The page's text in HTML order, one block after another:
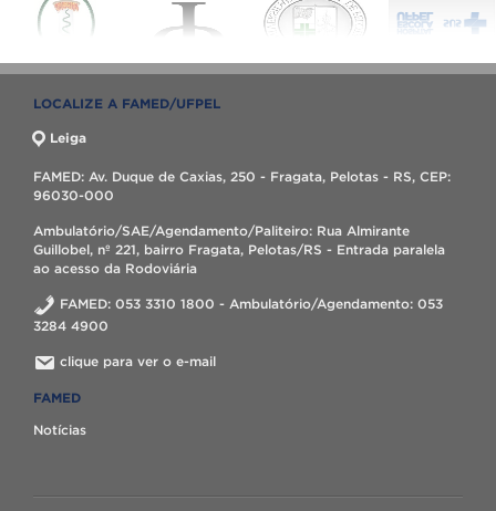
LOCALIZE A FAMED/UFPEL
Leiga
FAMED: Av. Duque de Caxias, 250 - Fragata, Pelotas - RS, CEP:
96030-000
Ambulatório/SAE/Agendamento/Paliteiro: Rua Almirante
Guillobel, nº 221, bairro Fragata, Pelotas/RS - Entrada paralela
ao acesso da Rodoviária
FAMED: 053 3310 1800 - Ambulatório/Agendamento: 053
3284 4900
clique para ver o e-mail
FAMED
Notícias